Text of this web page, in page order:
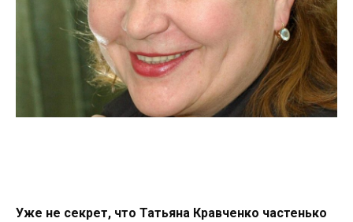
Уже не секрет, что Татьяна Кравченко частенько